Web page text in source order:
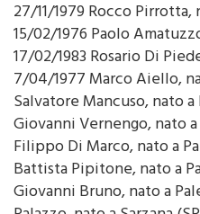
27/11/1979 Rocco
15/02/1976 Paolo
17/02/1983 Rosario Di
7/04/1977 Marco Aiello,
Salvatore Mancuso, nato
Giovanni Vernengo, nato
Filippo Di Marco, nato a
Battista Pipitone, nato a
Giovanni Bruno, nato a